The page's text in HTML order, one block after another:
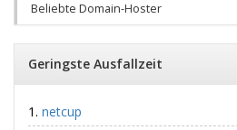
Beliebte Domain-Hoster
Geringste Ausfallzeit
netcup